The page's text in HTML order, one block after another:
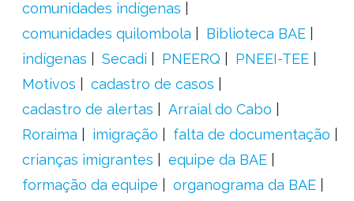
comunidades indígenas
comunidades quilombola
Biblioteca BAE
indígenas
Secadi PNEERQ
PNEEI-TEE
Motivos
cadastro de casos
cadastro de alertas
Arraial do Cabo
Roraima
imigração
falta de documentação
crianças imigrantes
equipe da BAE
formação da equipe
organograma da BAE